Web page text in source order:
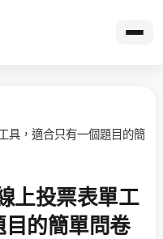
具，適合只有一個題目的簡
上投票表單工
的簡單問卷